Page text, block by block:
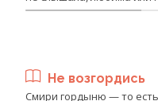
Не возгордись
Смири гордыню — то